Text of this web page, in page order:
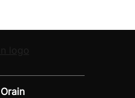
Orain